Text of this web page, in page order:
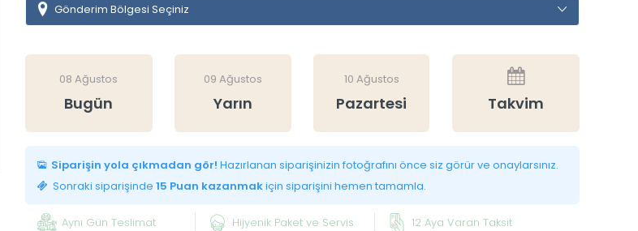
Gönderim Bölgesi Seçiniz
08 Ağustos
Bugün
09 Ağustos
Yarın
10 Ağustos
Pazartesi Takvim
Siparişin yola çıkmadan gör! Hazırlanan siparişinizin fotoğrafını önce siz görür ve onaylarsınız.
Sonraki siparişinde 15 Puan kazanmakiçin siparişini hemen tamamla.
Aynı Gün Teslimat Hijyenik Paket ve Servis 12 Aya Varan Taksit